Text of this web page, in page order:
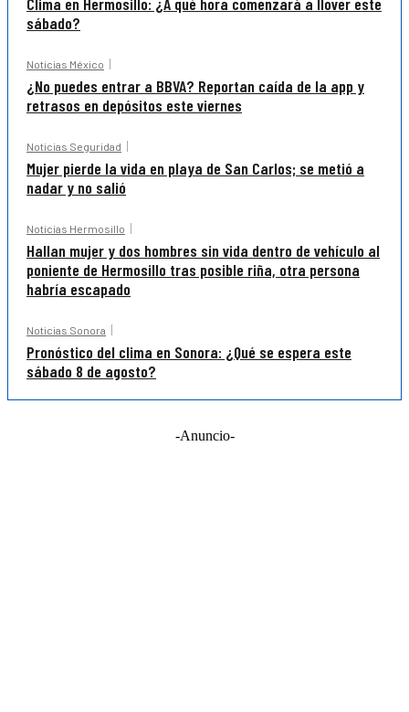
sábado?
Noticias México
¿No puedes entrar a BBVA? Reportan caída de la app y
retrasos en depósitos este viernes
Noticias Seguridad
Mujer pierde la vida en playa de San Carlos; se metió a
nadar y no salió
Noticias Hermosillo
Hallan mujer y dos hombres sin vida dentro de vehículo al
poniente de Hermosillo tras posible riña, otra persona
habría escapado
Noticias Sonora
Pronóstico del clima en Sonora: ¿Qué se espera este
sábado 8 de agosto?
-Anuncio-